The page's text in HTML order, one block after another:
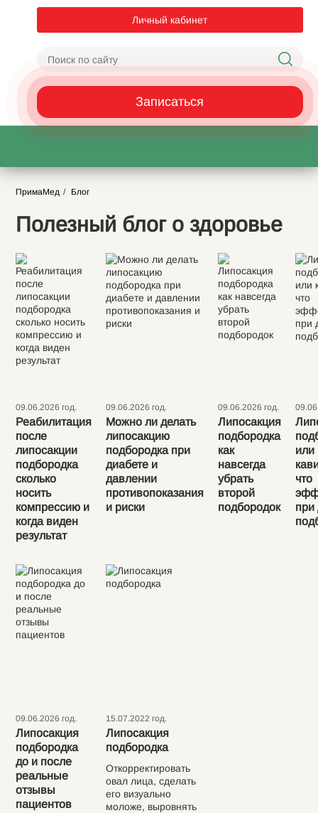
Личный кабинет
Записаться
ПримаМед Блог
Полезный блог о здоровье
09.06.2026 год.
Реабилитация
после
липосакции
подбородка
сколько
носить
компрессию и
когда виден
результат
09.06.2026 год.
Можно ли делать
липосакцию
подбородка при
диабете и
давлении
противопоказания
и риски
09.06.2026 год.
Липосакция
подбородка
как
навсегда
убрать
второй
подбородок
или
что
при
09.06.2026 год.
Липосакция
подбородка
до и после
реальные
отзывы
пациентов
15.07.2022 год.
Липосакция
подбородка
Откорректировать
овал лица, сделать
его визуально
моложе, выровнять